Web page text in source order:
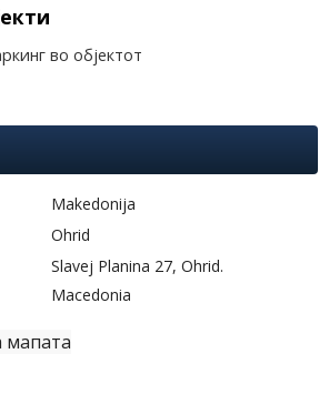
во објектот
Makedonija
Ohrid
Slavej Planina 27, Ohrid.
Macedonia